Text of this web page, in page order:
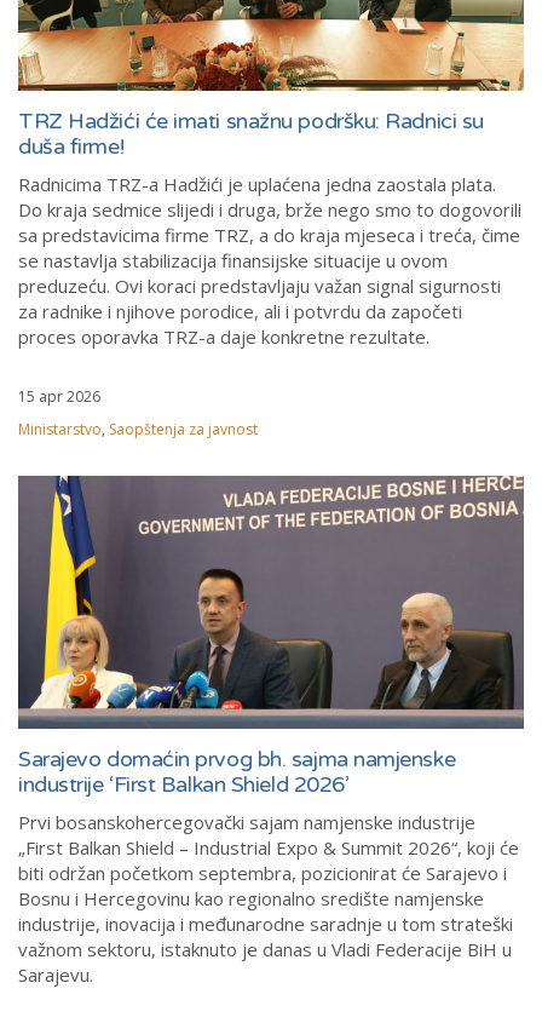
TRZ Hadžići će imati snažnu podršku: Radnici su
duša firme!
Radnicima TRZ-a Hadžići je uplaćena jedna zaostala plata.
Do kraja sedmice slijedi i druga, brže nego smo to dogovorili
sa predstavicima firme TRZ, a do kraja mjeseca i treća, čime
se nastavlja stabilizacija finansijske situacije u ovom
preduzeću. Ovi koraci predstavljaju važan signal sigurnosti
za radnike i njihove porodice, ali i potvrdu da započeti
proces oporavka TRZ-a daje konkretne rezultate.
15 apr 2026
Ministarstvo, Saopštenja za javnost
Sarajevo domaćin prvog bh. sajma namjenske
industrije ‘First Balkan Shield 2026’
Prvi bosanskohercegovački sajam namjenske industrije
„First Balkan Shield – Industrial Expo & Summit 2026“, koji će
biti održan početkom septembra, pozicionirat će Sarajevo i
Bosnu i Hercegovinu kao regionalno središte namjenske
industrije, inovacija i međunarodne saradnje u tom strateški
važnom sektoru, istaknuto je danas u Vladi Federacije BiH u
Sarajevu.